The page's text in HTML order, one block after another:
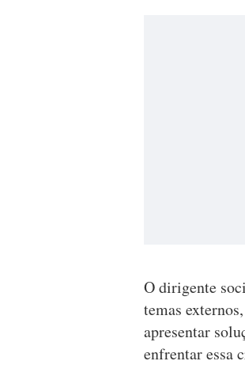
O dirigente
temas
apresentar
enfrentar essa